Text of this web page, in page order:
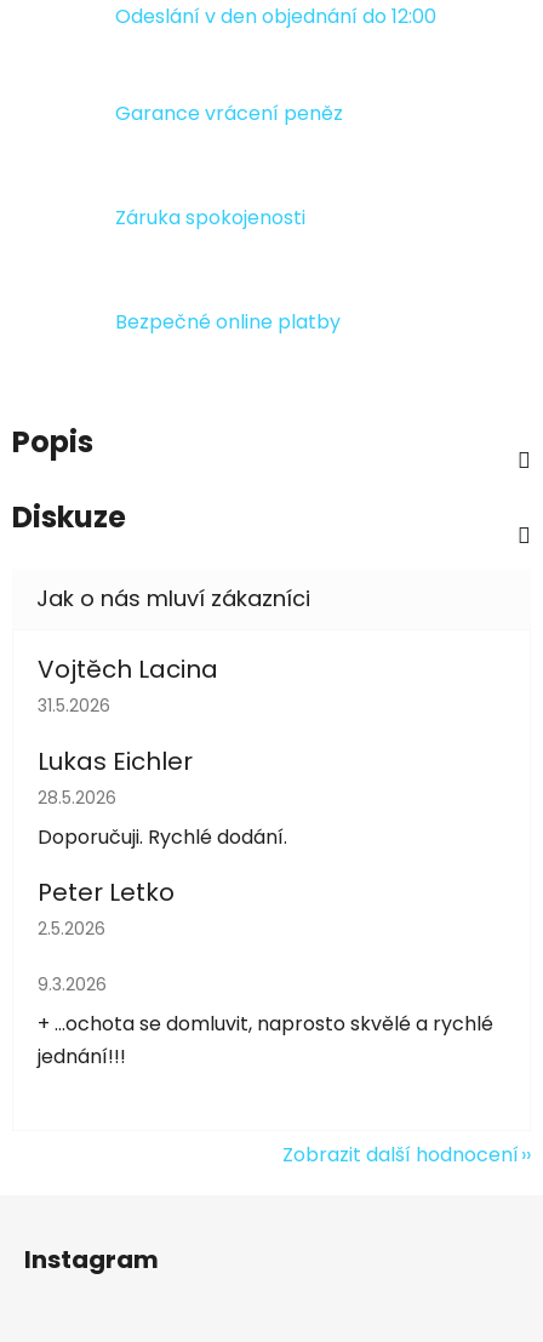
Odeslání v den objednání do 12:00
Garance vrácení peněz
Záruka spokojenosti
Bezpečné online platby
Popis
Diskuze
Vojtěch Lacina
Hodnocení obchodu je 5 z 5 hvězdiček.
31.5.2026
Lukas Eichler
Hodnocení obchodu je 5 z 5 hvězdiček.
28.5.2026
Doporučuji. Rychlé dodání.
Peter Letko
Hodnocení obchodu je 5 z 5 hvězdiček.
2.5.2026
Hodnocení obchodu je 5 z 5 hvězdiček.
9.3.2026
+ ...ochota se domluvit, naprosto skvělé a rychlé
jednání!!!
Zobrazit další hodnocení
Instagram